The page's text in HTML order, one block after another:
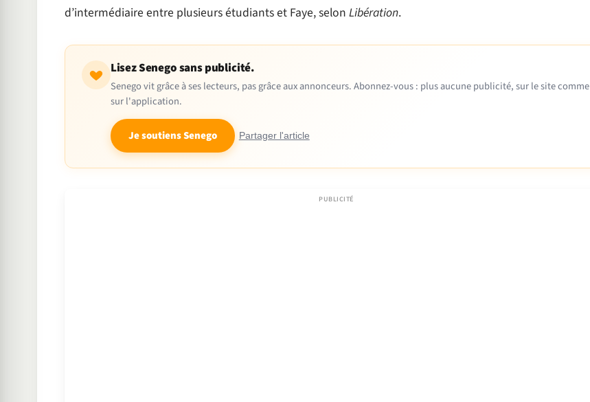
d’intermédiaire entre plusieurs étudiants et Faye, selon Libération.
Lisez Senego sans publicité.
Senego vit grâce à ses lecteurs, pas grâce aux annonceurs. Abonnez-vous : plus aucune publicité, sur le site comme
sur l'application.
Je soutiens Senego Partager l'article